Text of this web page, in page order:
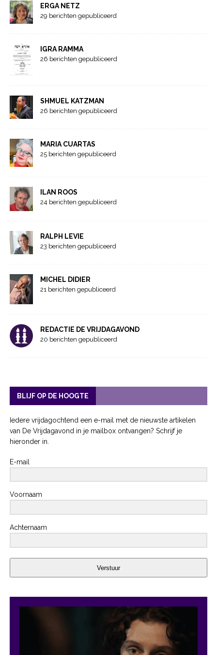
ERGA NETZ
29 berichten gepubliceerd
IGRA RAMMA
26 berichten gepubliceerd
SHMUEL KATZMAN
26 berichten gepubliceerd
MARIA CUARTAS
25 berichten gepubliceerd
ILAN ROOS
24 berichten gepubliceerd
RALPH LEVIE
23 berichten gepubliceerd
MICHEL DIDIER
21 berichten gepubliceerd
REDACTIE DE VRIJDAGAVOND
20 berichten gepubliceerd
BLIJF OP DE HOOGTE
Iedere vrijdagochtend een e-mail met de nieuwste artikelen
van De Vrijdagavond in je mailbox ontvangen? Schrijf je
hieronder in.
E-mail
Voornaam
Achternaam
Verstuur